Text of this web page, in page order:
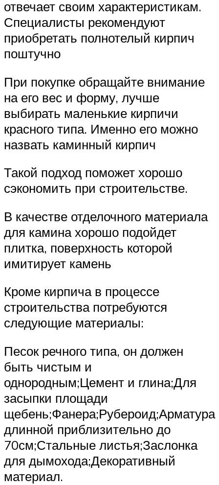
отвечает своим характеристикам.
Специалисты рекомендуют
приобретать полнотелый кирпич
поштучно
При покупке обращайте внимание
на его вес и форму, лучше
выбирать маленькие кирпичи
красного типа. Именно его можно
назвать каминный кирпич
Такой подход поможет хорошо
сэкономить при строительстве.
В качестве отделочного материала
для камина хорошо подойдет
плитка, поверхность которой
имитирует камень
Кроме кирпича в процессе
строительства потребуются
следующие материалы:
Песок речного типа, он должен
быть чистым и
однородным;Цемент и глина;Для
засыпки площади
щебень;Фанера;Рубероид;Арматура
длинной приблизительно до
70см;Стальные листья;Заслонка
для дымохода;Декоративный
материал.